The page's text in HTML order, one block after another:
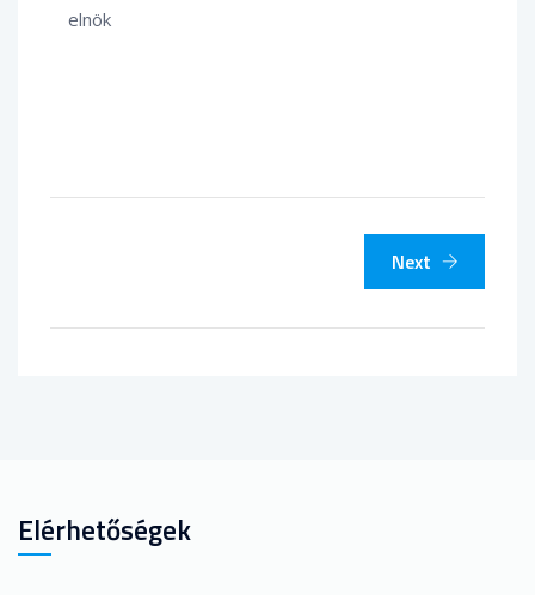
elnök
Next
Elérhetőségek